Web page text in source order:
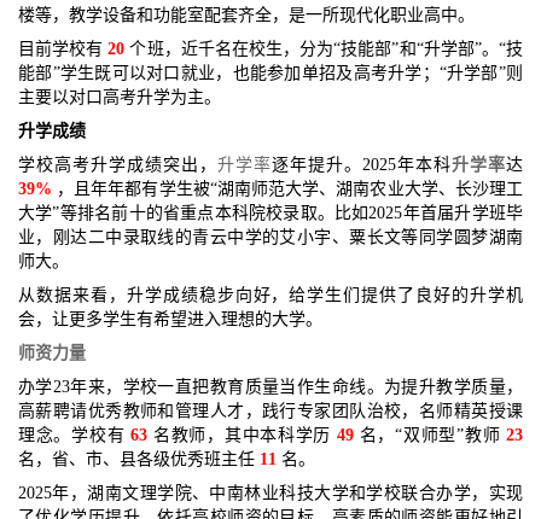
楼等，教学设备和功能室配套齐全，是一所现代化职业高中。
目前学校有20 个班，近千名在校生，分为“技能部”和“升学部”。“技
能部”学生既可以对口就业，也能参加单招及高考升学；“升学部”则
主要以对口高考升学为主。
升学成绩
学校高考升学成绩突出， 升学率逐年提升。2025年本科升学率达
39% ，且年年都有学生被“湖南师范大学、湖南农业大学、长沙理工
大学”等排名前十的省重点本科院校录取。比如2025年首届升学班毕
业，刚达二中录取线的青云中学的艾小宇、粟长文等同学圆梦湖南
师大。
从数据来看，升学成绩稳步向好，给学生们提供了良好的升学机
会，让更多学生有希望进入理想的大学。
师资力量
办学23年来，学校一直把教育质量当作生命线。为提升教学质量，
高薪聘请优秀教师和管理人才，践行专家团队治校，名师精英授课
理念。学校有63 名教师，其中本科学历 49名，“双师型”教师23
名，省、市、县各级优秀班主任 11 名。
2025年，湖南文理学院、中南林业科技大学和学校联合办学，实现